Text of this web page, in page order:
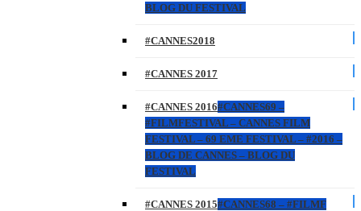
BLOG DU FESTIVAL
#CANNES2018
#CANNES 2017
#CANNES 2016#CANNES69 –
#FILMFESTIVAL – CANNES FILM
FESTIVAL – 69 EME FESTIVAL – #2016 –
BLOG DE CANNES – BLOG DU
FESTIVAL
#CANNES 2015#CANNES68 – #FILMF